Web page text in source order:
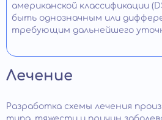
американской классификации
быть однозначным или
требующим дальнейшего
Лечение
Разработка схемы лечения